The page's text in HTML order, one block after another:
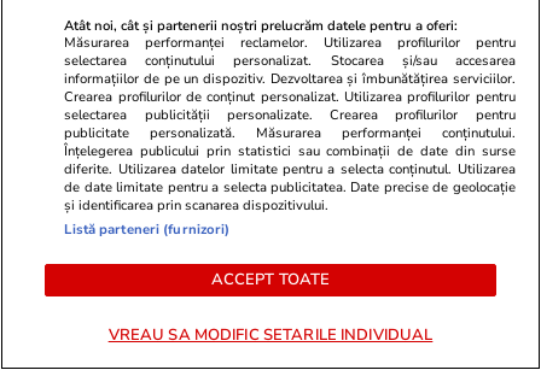
Recordurilor Românești. Locul
din București unde se ascund un
milion de povești și cele mai
spectaculoase colecții din lume
Știri România 25 iul.
Greșelile care provoacă cel mai
frecvent accidentări la sală. Ioan
Stan, medic ortoped: „Nu știm
principiile biomecanice și cum să
Atât noi, cât și partenerii noștri prelucrăm datele pentru a oferi:
Măsurarea performanței reclamelor. Utilizarea profilurilor pentru
selectarea conținutului personalizat. Stocarea și/sau accesarea
informațiilor de pe un dispozitiv. Dezvoltarea și îmbunătățirea serviciilor.
Crearea profilurilor de conținut personalizat. Utilizarea profilurilor pentru
selectarea publicității personalizate. Crearea profilurilor pentru
publicitate personalizată. Măsurarea performanței conținutului.
Înțelegerea publicului prin statistici sau combinații de date din surse
diferite. Utilizarea datelor limitate pentru a selecta conținutul. Utilizarea
de date limitate pentru a selecta publicitatea. Date precise de geolocație
și identificarea prin scanarea dispozitivului.
Listă parteneri (furnizori)
ACCEPT TOATE
VREAU SA MODIFIC SETARILE INDIVIDUAL